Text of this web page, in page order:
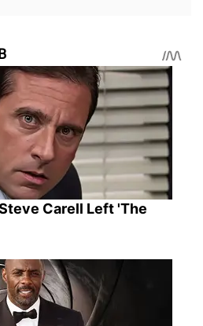
Carell Left 'The